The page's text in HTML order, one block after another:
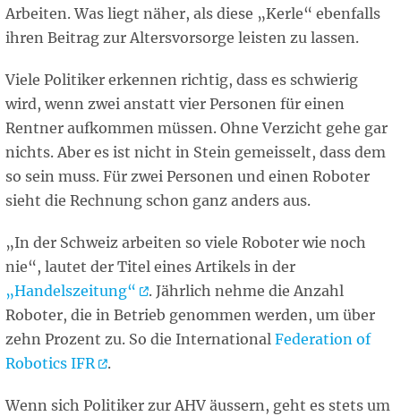
Arbeiten. Was liegt näher, als diese „Kerle“ ebenfalls
ihren Beitrag zur Altersvorsorge leisten zu lassen.
Viele Politiker erkennen richtig, dass es schwierig
wird, wenn zwei anstatt vier Personen für einen
Rentner aufkommen müssen. Ohne Verzicht gehe gar
nichts. Aber es ist nicht in Stein gemeisselt, dass dem
so sein muss. Für zwei Personen und einen Roboter
sieht die Rechnung schon ganz anders aus.
„In der Schweiz arbeiten so viele Roboter wie noch
nie“, lautet der Titel eines Artikels in der
„Handelszeitung“
. Jährlich nehme die Anzahl
Roboter, die in Betrieb genommen werden, um über
zehn Prozent zu. So die International Federation of
Robotics IFR .
Wenn sich Politiker zur AHV äussern, geht es stets um